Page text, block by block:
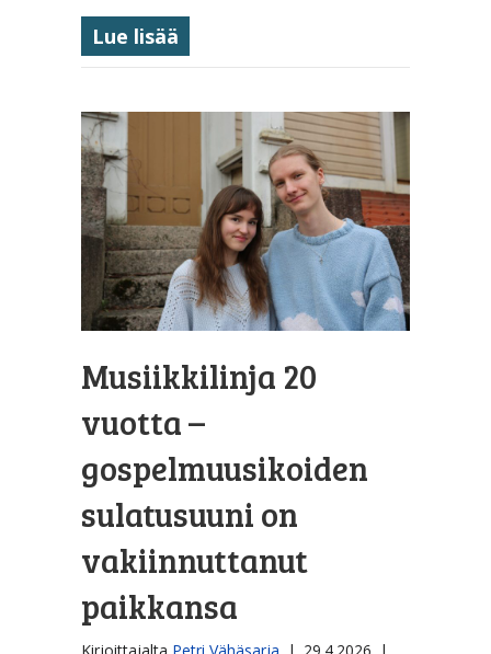
Lue lisää
Musiikkilinja 20
vuotta –
gospelmuusikoiden
sulatusuuni on
vakiinnuttanut
paikkansa
Kirjoittajalta Petri Vähäsarja | 29.4.2026 |